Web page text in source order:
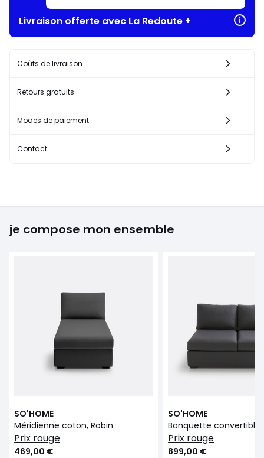
Livraison offerte avec La Redoute +
Coûts de livraison
Retours gratuits
Modes de paiement
Contact
je compose mon ensemble
SO'HOME
Méridienne coton, Robin
prix rouge
469,00 €
SO'HOME
prix rouge
899,00 €